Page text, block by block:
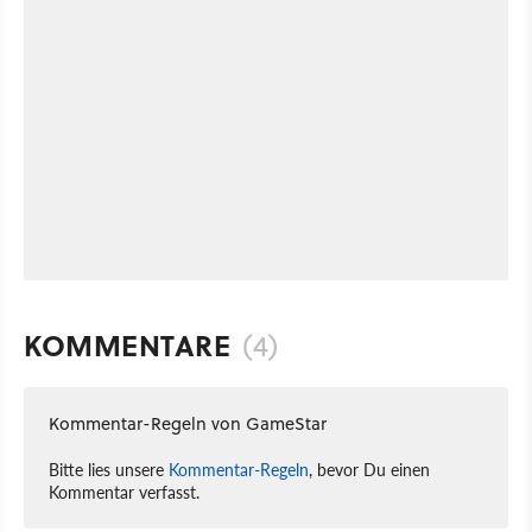
KOMMENTARE (4)
Kommentar-Regeln von GameStar
Bitte lies unsere Kommentar-Regeln, bevor Du einen
Kommentar verfasst.